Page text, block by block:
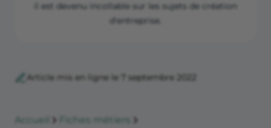
il est devenu incollable sur les sujets de création
d'entreprise.
Article mis en ligne le 7 septembre 2022
Accueil
Fiches métiers